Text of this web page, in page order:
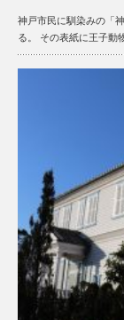
神戸市民に馴染みの「
る。 その表紙に王子動